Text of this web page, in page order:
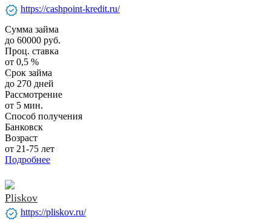
verified https://cashpoint-kredit.ru/
Сумма займа
до 60000 руб.
Проц. ставка
от 0,5 %
Срок займа
до 270 дней
Рассмотрение
от 5 мин.
Способ получения
Банковск
Возраст
от 21-75 лет
Подробнее
Pliskov
verified https://pliskov.ru/